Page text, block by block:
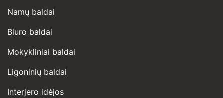
Namų baldai
Biuro baldai
Mokykliniai baldai
Ligoninių baldai
Interjero idėjos